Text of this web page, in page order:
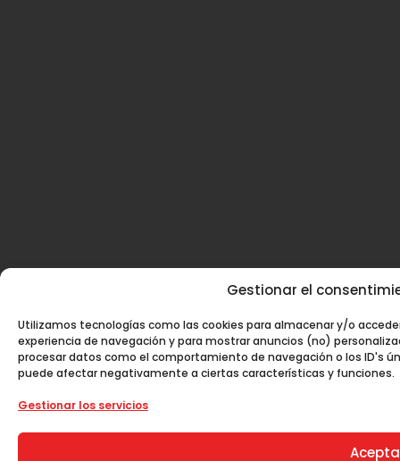
Gestionar el
Utilizamos tecnologías como las cookies para almacenar y/o
experiencia de navegación y para mostrar anuncios (no)
procesar datos como el comportamiento de navegación o los ID's
puede afectar negativamente a ciertas características y funciones.
Gestionar los servicios